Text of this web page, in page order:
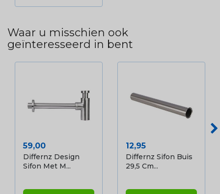
Waar u misschien ook
geïnteresseerd in bent
Prijs
59,00
Differnz Design
Sifon Met M...
Prijs
12,95
Differnz Sifon Buis
29,5 Cm...